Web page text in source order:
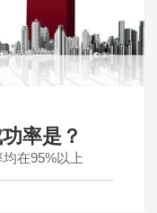
率是？
在95%以上